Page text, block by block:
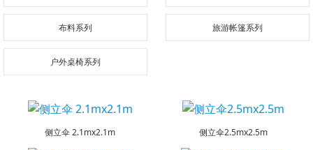
布料系列 旅游帐篷系列
户外桌椅系列
侧立伞 2.1mx2.1m 侧立伞2.5mx2.5m